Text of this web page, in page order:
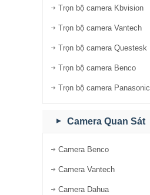
Trọn bộ camera Kbvision
Trọn bộ camera Vantech
Trọn bộ camera Questesk
Trọn bộ camera Benco
Trọn bộ camera Panasonic
Camera Quan Sát
Camera Benco
Camera Vantech
Camera Dahua